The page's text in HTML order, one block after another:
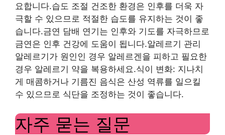
요합니다.습도 조절 건조한 환경은 인후를 더욱 자
극할 수 있으므로 적절한 습도를 유지하는 것이 좋
습니다.금연 담배 연기는 인후와 기도를 자극하므로
금연은 인후 건강에 도움이 됩니다.알레르기 관리
알레르기가 원인인 경우 알레르겐을 피하고 필요한
경우 알레르기 약을 복용하세요.식이 변화: 지나치
게 매콤하거나 기름진 음식은 산성 역류를 일으킬
수 있으므로 식단을 조정하는 것이 좋습니다.
자주 묻는 질문